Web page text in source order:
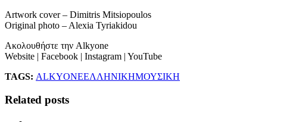
Artwork cover – Dimitris Mitsiopoulos
Original photo – Alexia Tyriakidou
Ακολουθήστε την Alkyone
Website | Facebook | Ιnstagram | YouTube
TAGS: ALKYONEΕΛΛΗΝΙΚΗΜΟΥΣΙΚΗ
Related posts